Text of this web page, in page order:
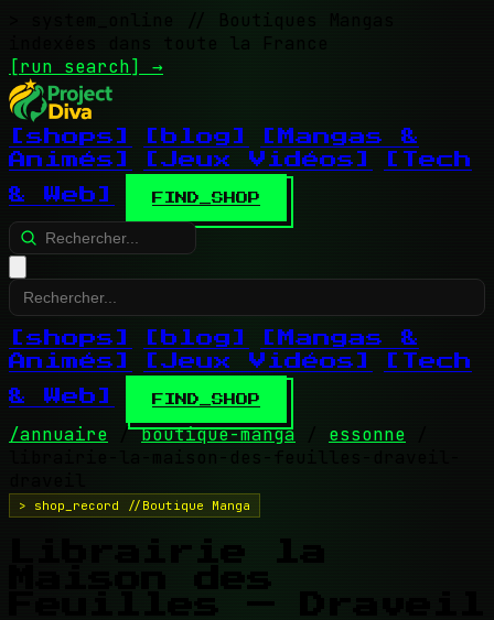
// Boutiques Mangas
indexées dans toute la France
[run search] →
[shops] [blog]
[Mangas &
Animés]
[Jeux Vidéos]
[Tech
& Web]
FIND_SHOP
[shops] [blog]
[Mangas &
Animés]
[Jeux Vidéos]
[Tech
& Web]
FIND_SHOP
/annuaire / boutique-manga / essonne
librairie-la-maison-des-feuilles-draveil-
> shop_record //Boutique Manga
Librairie la
Maison des
Feuilles — Draveil